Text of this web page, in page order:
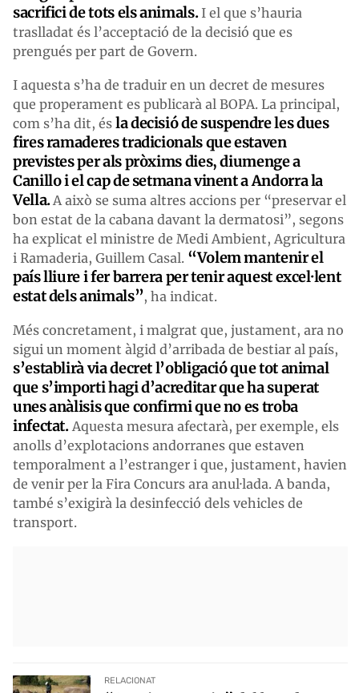
sacrifici de tots els animals. I el que s’hauria
traslladat és l’acceptació de la decisió que es
prengués per part de Govern.
I aquesta s’ha de traduir en un decret de mesures
que properament es publicarà al BOPA. La principal,
com s’ha dit, és la decisió de suspendre les dues
fires ramaderes tradicionals que estaven
previstes per als pròxims dies, diumenge a
Canillo i el cap de setmana vinent a Andorra la
Vella.A això se suma altres accions per “preservar el
bon estat de la cabana davant la dermatosi”, segons
ha explicat el ministre de Medi Ambient, Agricultura
i Ramaderia, Guillem Casal. “Volem mantenir el
país lliure i fer barrera per tenir aquest excel·lent
estat dels animals”, ha indicat.
Més concretament, i malgrat que, justament, ara no
sigui un moment àlgid d’arribada de bestiar al país,
s’establirà via decret l’obligació que tot animal
que s’importi hagi d’acreditar que ha superat
unesanàlisis que confirmi que no es troba
infectat.Aquesta mesura afectarà, per exemple, els
anolls d’explotacions andorranes que estaven
temporalment a l’estranger i que, justament, havien
de venir per la Fira Concurs ara anul·lada. A banda,
també s’exigirà la desinfecció dels vehicles de
transport.
RELACIONAT